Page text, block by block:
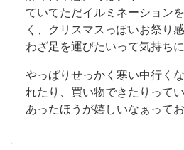
ル
ズ
で
す
布
台
や
恵
寿
は
ク
リ
マ
ていてただイルミネーション
く、クリスマスっぽいお祭り
わざ足を運びたいって気持ちに
やっぱりせっかく寒い中行く
れたり、買い物できたりって
あったほうが嬉しいなぁってお